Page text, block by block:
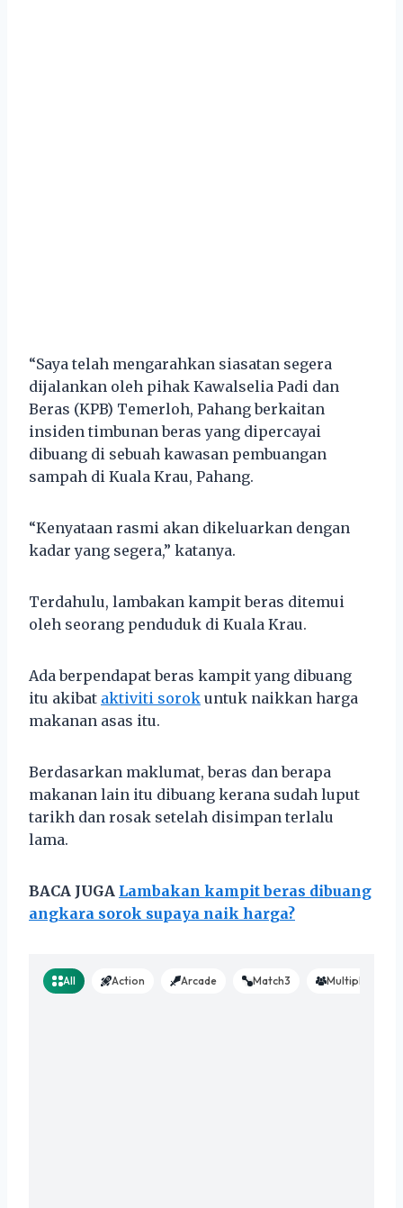
“Saya telah mengarahkan siasatan segera
dijalankan oleh pihak Kawalselia Padi dan
Beras (KPB) Temerloh, Pahang berkaitan
insiden timbunan beras yang dipercayai
dibuang di sebuah kawasan pembuangan
sampah di Kuala Krau, Pahang.
“Kenyataan rasmi akan dikeluarkan dengan
kadar yang segera,” katanya.
Terdahulu, lambakan kampit beras ditemui
oleh seorang penduduk di Kuala Krau.
Ada berpendapat beras kampit yang dibuang
itu akibat aktiviti sorok untuk naikkan harga
makanan asas itu.
Berdasarkan maklumat, beras dan berapa
makanan lain itu dibuang kerana sudah luput
tarikh dan rosak setelah disimpan terlalu
lama.
BACA JUGA Lambakan kampit beras dibuang
angkara sorok supaya naik harga?